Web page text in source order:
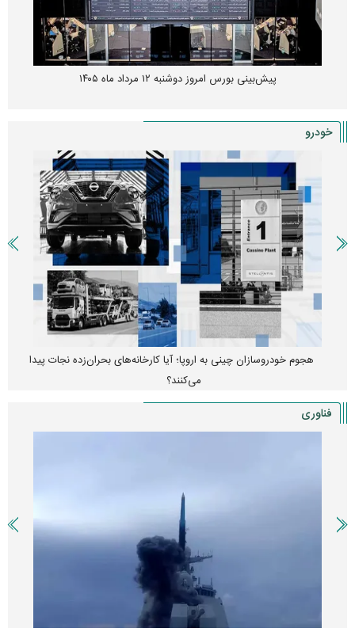
پیش‌بینی بورس امروز دوشنبه ۱۲ مرداد ماه ۱۴۰۵
خودرو
هجوم خودروسازان چینی به اروپا؛ آیا کارخانه‌های بحران‌زده نجات پیدا
می‌کنند؟
فناوری